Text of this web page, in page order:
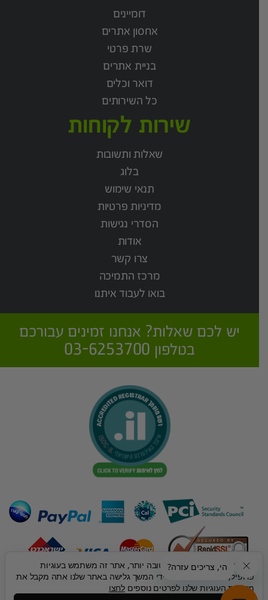
דומיינים
אחסון אתרים
שרת פרטי
בניית אתרים
דואר וכלים
כל השירותים
שירות לקוחות
שאלות ותשובות
בלוג
תנאי שימוש
מדיניות פרטיות
הסדרי נגישות
אודות
צרו קשר
מרכז התמיכה
בואו לעבוד איתנו
יש לכם שאלות? אנחנו זמינים עבורכם
בטלפון 03-6253700
כדי להציע לך חווית גלישה טובה יותר, אתר זה משתמש בעוגיות
פרופיל, לרבות מצד ג'. על ידי המשך גלישה באתר שלנו אתה מקבל את
מדיניות העוגיות שלנו לפרטים נוספים לחצו